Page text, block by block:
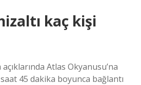
kaç kişi
Atlas Okyanusu’na
45 dakika boyunca bağlantı